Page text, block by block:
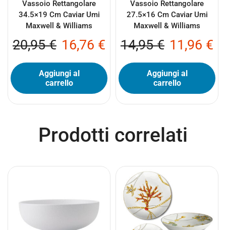
Vassoio Rettangolare
34.5×19 Cm Caviar Umi
Maxwell & Williams
20,95€ 16,76 €
Aggiungi al
carrello
Vassoio Rettangolare
27.5×16 Cm Caviar Umi
Maxwell & Williams
14,95€ 11,96 €
Aggiungi al
carrello
Prodotti correlati